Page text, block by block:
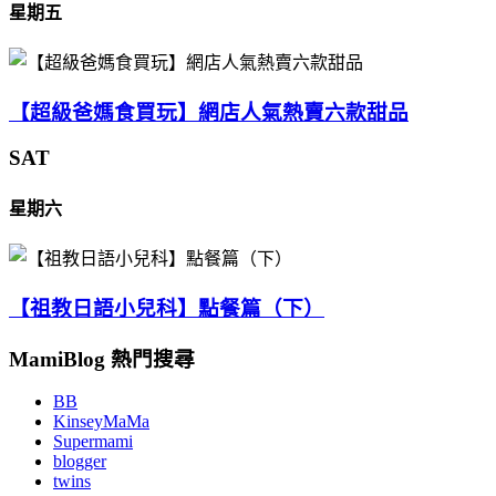
星期五
【超級爸媽食買玩】網店人氣熱賣六款甜品
SAT
星期六
【祖教日語小兒科】點餐篇（下）
MamiBlog 熱門搜尋
BB
KinseyMaMa
Supermami
blogger
twins